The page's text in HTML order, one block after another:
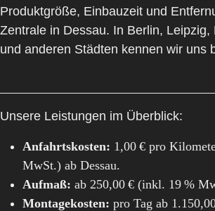
Produktgröße, Einbauzeit und
Zentrale in Dessau. In Berlin, Leipzig,
und anderen Städten kennen wir uns
Unsere Leistungen im Überblick:
Anfahrtskosten: 1,00 € pro
MwSt.) ab Dessau.
Aufmaß: ab 250,00 € (inkl. 19 %
Montagekosten: pro Tag ab